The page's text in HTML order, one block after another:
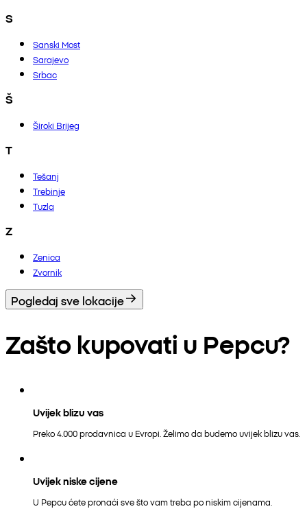
S
Sanski Most
Sarajevo
Srbac
Š
Široki Brijeg
T
Tešanj
Trebinje
Tuzla
Z
Zenica
Zvornik
Pogledaj sve lokacije
Zašto kupovati u Pepcu?
Uvijek blizu vas
Preko 4.000 prodavnica u Evropi. Želimo da budemo uvijek blizu vas.
Uvijek niske cijene
U Pepcu ćete pronaći sve što vam treba po niskim cijenama.